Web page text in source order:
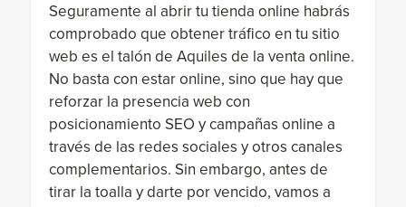
Seguramente al abrir tu tienda online habrás
comprobado que obtener tráfico en tu sitio
web es el talón de Aquiles de la venta online.
No basta con estar online, sino que hay que
reforzar la presencia web con
posicionamiento SEO y campañas online a
través de las redes sociales y otros canales
complementarios. Sin embargo, antes de
tirar la toalla y darte por vencido, vamos a